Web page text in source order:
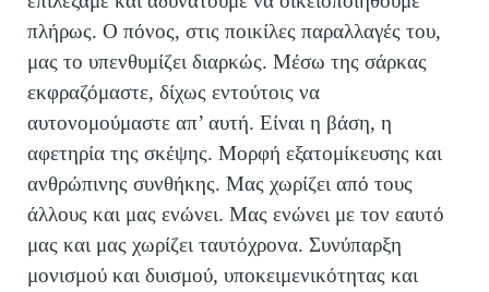
πλήρως. Ο πόνος, στις ποικίλες παραλλαγές του,
μας το υπενθυμίζει διαρκώς. Μέσω της σάρκας
εκφραζόμαστε, δίχως εντούτοις να
αυτονομούμαστε απ’ αυτή. Είναι η βάση, η
αφετηρία της σκέψης. Μορφή εξατομίκευσης και
ανθρώπινης συνθήκης. Μας χωρίζει από τους
άλλους και μας ενώνει. Μας ενώνει με τον εαυτό
μας και μας χωρίζει ταυτόχρονα. Συνύπαρξη
μονισμού και δυισμού, υποκειμενικότητας και